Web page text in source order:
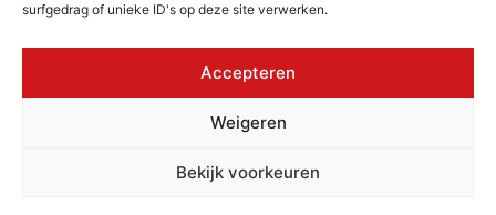
surfgedrag of unieke ID's op deze site verwerken.
Accepteren
Weigeren
Bekijk voorkeuren
© 2026 MAKRA Benelux, alle rechten
Cookiebeleid